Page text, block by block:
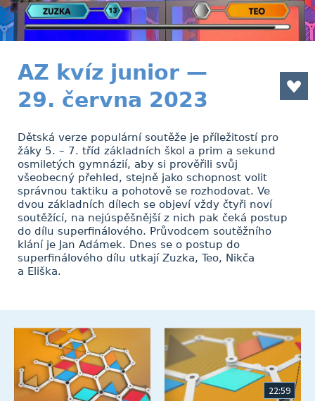
AZ kvíz junior —
29. června 2023
Dětská verze populární soutěže je příležitostí pro
žáky 5. – 7. tříd základních škol a prim a sekund
osmiletých gymnázií, aby si prověřili svůj
všeobecný přehled, stejně jako schopnost volit
správnou taktiku a pohotově se rozhodovat. Ve
dvou základních dílech se objeví vždy čtyři noví
soutěžící, na nejúspěšnější z nich pak čeká postup
do dílu superfinálového. Průvodcem soutěžního
klání je Jan Adámek. Dnes se o postup do
superfinálového dílu utkají Zuzka, Teo, Nikča
a Eliška.
22:59